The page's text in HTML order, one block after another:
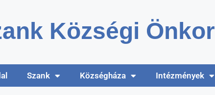
Községi
Szank Községháza Intézmények